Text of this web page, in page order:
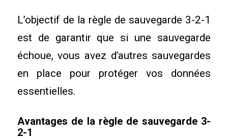
L’objectif de la règle de sauvegarde 3-2-1
est de garantir que si une sauvegarde
échoue, vous avez d’autres sauvegardes
en place pour protéger vos données
essentielles.
Avantages de la règle de sauvegarde 3-
2-1